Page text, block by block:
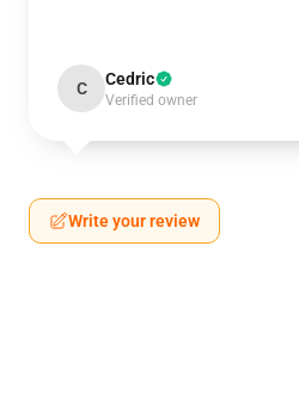
C Cedric
Verified owner
Write your review